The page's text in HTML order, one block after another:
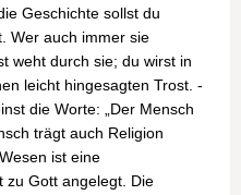
Geschichte sollst du
Wer auch immer sie
weht durch sie; du wirst in
leicht hingesagten Trost. -
die Worte: „Der Mensch
trägt auch Religion
ist eine
zu Gott angelegt. Die